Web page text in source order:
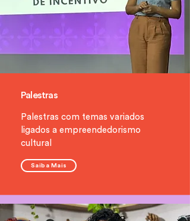
Palestras
Palestras com temas variados
ligados a empreendedorismo
cultural
Saiba Mais